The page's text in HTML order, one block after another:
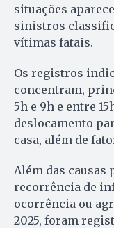
situações
sinistros
vítimas fatais.
Os registros
concentram,
5h e 9h e entre
deslocamento
casa, além de
Além das causas
recorrência de
ocorrência ou
2025, foram